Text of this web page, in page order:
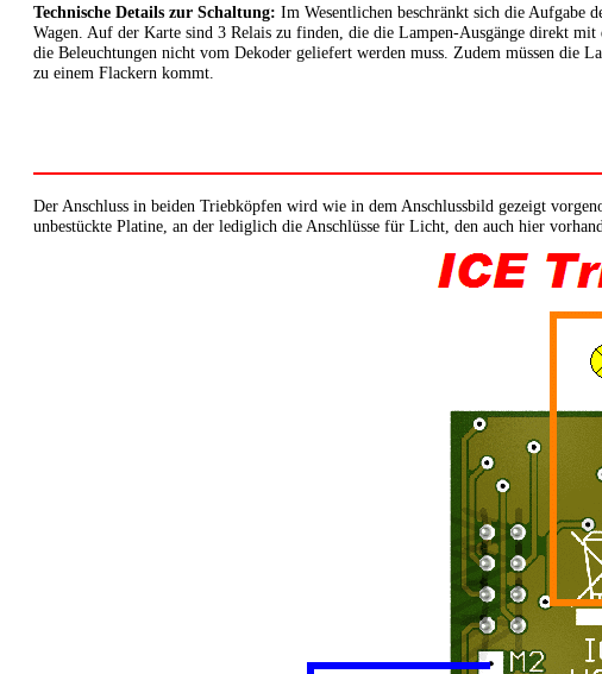
Technische Details zur Schaltung: Im Wesentlichen beschränkt sich die Aufgabe
Wagen. Auf der Karte sind 3 Relais zu finden, die die Lampen-Ausgänge direkt
die Beleuchtungen nicht vom Dekoder geliefert werden muss. Zudem müssen die
zu einem Flackern kommt.
Der Anschluss in beiden Triebköpfen wird wie in dem Anschlussbild gezeigt
unbestückte Platine, an der lediglich die Anschlüsse für Licht, den auch hier